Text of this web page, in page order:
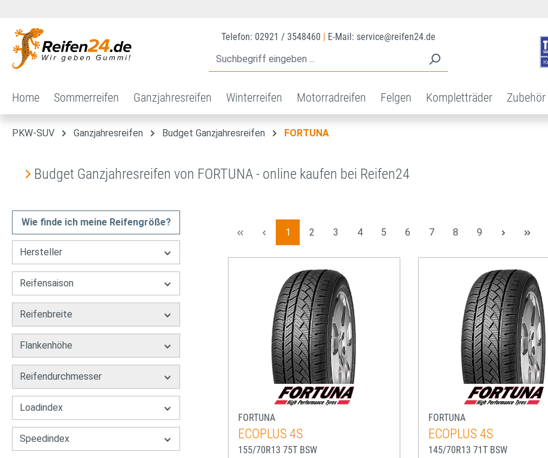
Telefon: 02921 / 3548460 E-Mail: service@reifen24.de
Home Sommerreifen Ganzjahresreifen Winterreifen Motorradreifen Felgen Kompletträder Zubehör
PKW-SUV Ganzjahresreifen Budget Ganzjahresreifen FORTUNA
Budget Ganzjahresreifen von FORTUNA - online kaufen bei Reifen24
Wie finde ich meine Reifengröße?
Hersteller
Reifensaison
Reifenbreite
Flankenhöhe
Reifendurchmesser
Loadindex
Speedindex
Seite
1 Seite
2 Seite
3 Seite
4 Seite
5 Seite
6 Seite
7 Seite
8 Seite
9
FORTUNA
ECOPLUS 4S
155/70R13 75T BSW
FORTUNA
ECOPLUS 4S
145/70R13 71T BSW